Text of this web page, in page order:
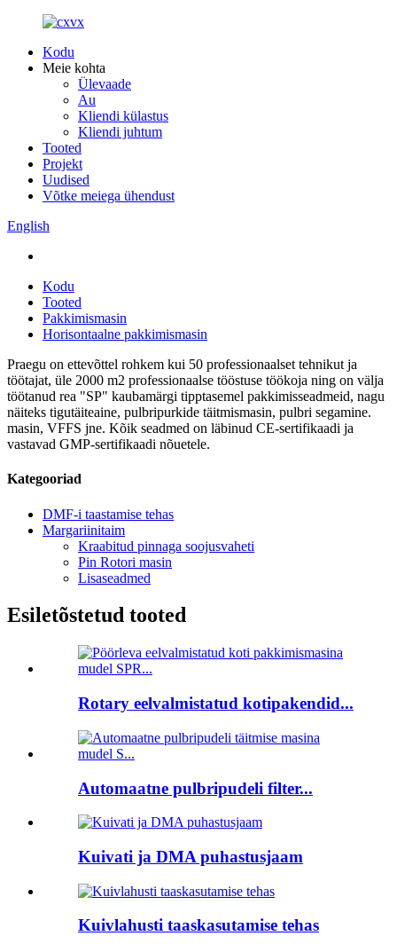
Kodu
Meie kohta
Ülevaade
Au
Kliendi külastus
Kliendi juhtum
Tooted
Projekt
Uudised
Võtke meiega ühendust
English
Kodu
Tooted
Pakkimismasin
Horisontaalne pakkimismasin
Praegu on ettevõttel rohkem kui 50 professionaalset tehnikut ja
töötajat, üle 2000 m2 professionaalse tööstuse töökoja ning on välja
töötanud rea "SP" kaubamärgi tipptasemel pakkimisseadmeid, nagu
näiteks tigutäiteaine, pulbripurkide täitmismasin, pulbri segamine.
masin, VFFS jne. Kõik seadmed on läbinud CE-sertifikaadi ja
vastavad GMP-sertifikaadi nõuetele.
Kategooriad
DMF-i taastamise tehas
Margariinitaim
Kraabitud pinnaga soojusvaheti
Pin Rotori masin
Lisaseadmed
Esiletõstetud tooted
Rotary eelvalmistatud kotipakendid...
Automaatne pulbripudeli filter...
Kuivati ​​ja DMA puhastusjaam
Kuivlahusti taaskasutamise tehas